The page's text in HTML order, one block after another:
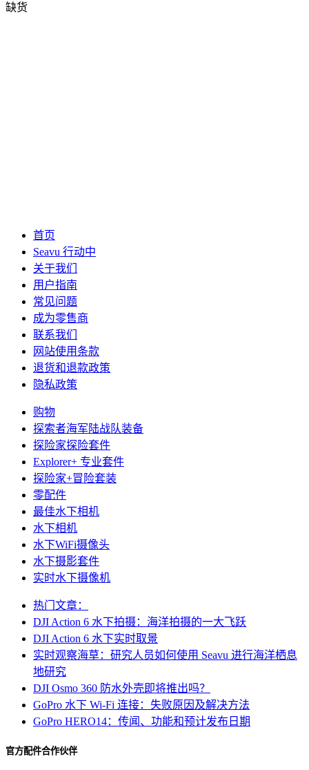
缺货
首页
Seavu 行动中
关于我们
用户指南
常见问题
成为零售商
联系我们
网站使用条款
退货和退款政策
隐私政策
购物
探索者海军陆战队装备
探险家探险套件
Explorer+ 专业套件
探险家+冒险套装
零配件
最佳水下相机
水下相机
水下WiFi摄像头
水下摄影套件
实时水下摄像机
热门文章：
DJI Action 6 水下拍摄：海洋拍摄的一大飞跃
DJI Action 6 水下实时取景
实时观察海草：研究人员如何使用 Seavu 进行海洋栖息
地研究
DJI Osmo 360 防水外壳即将推出吗？
GoPro 水下 Wi-Fi 连接：失败原因及解决方法
GoPro HERO14：传闻、功能和预计发布日期
官方配件合作伙伴